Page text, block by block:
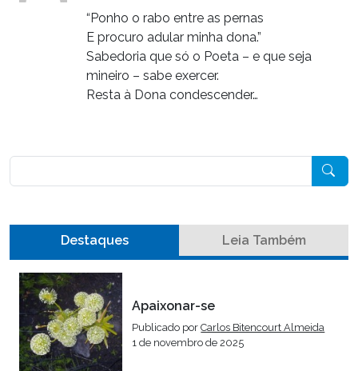
“Ponho o rabo entre as pernas
E procuro adular minha dona.”
Sabedoria que só o Poeta – e que seja
mineiro – sabe exercer.
Resta à Dona condescender…
Destaques Leia Também
Apaixonar-se
Publicado porCarlos Bitencourt Almeida
1 de novembro de 2025